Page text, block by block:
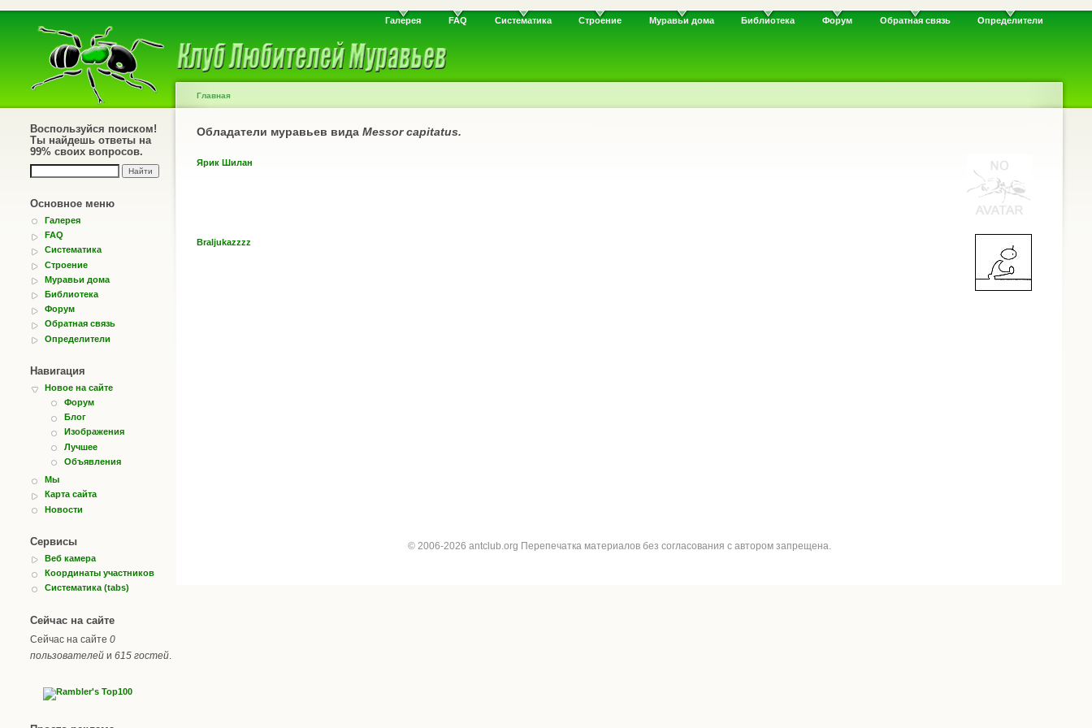
Галерея FAQ Систематика Строение Муравьи дома Библиотека Форум Обратная связь Определители
Воспользуйся поиском!
Ты найдешь ответы на
99% своих вопросов.
Основное меню
Галерея
FAQ
Систематика
Строение
Муравьи дома
Библиотека
Форум
Обратная связь
Определители
Навигация
Новое на сайте
Форум
Блог
Изображения
Лучшее
Объявления
Мы
Карта сайта
Новости
Сервисы
Веб камера
Координаты участников
Систематика (tabs)
Сейчас на сайте
Сейчас на сайте 0
пользователей и 615 гостей
Главная
Обладатели муравьев вида Messor capitatus.
Ярик Шилан
Braljukazzzz
© 2006-2026 antclub.org Перепечатка материалов без согласования с автором запрещена.